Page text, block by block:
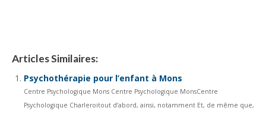
Articles Similaires:
Psychothérapie pour l’enfant à Mons
Centre Psychologique Mons Centre Psychologique MonsCentre
Psychologique Charleroitout d’abord, ainsi, notamment Et, de même que,